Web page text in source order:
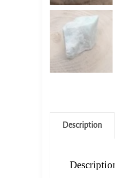
Description